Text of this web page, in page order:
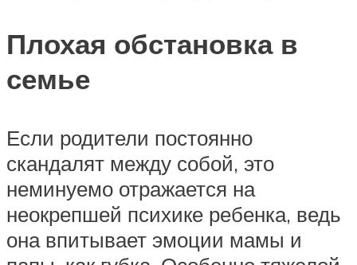
Плохая обстановка в
семье
Если родители постоянно
скандалят между собой, это
неминуемо отражается на
неокрепшей психике ребенка, ведь
она впитывает эмоции мамы и